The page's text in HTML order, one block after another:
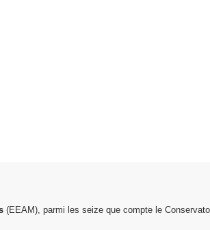
(EEAM), parmi les seize que compte le